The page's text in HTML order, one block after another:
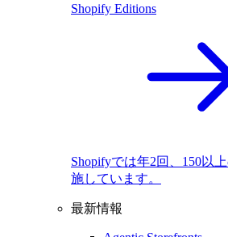
Shopify Editions
Shopifyでは年2回、150以
施しています。
最新情報